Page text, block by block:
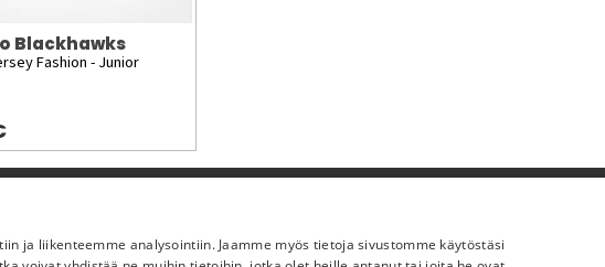
Blackhawks
Fashion - Junior
Yritystiedot
ja liikenteemme analysointiin. Jaamme myös tietoja sivustomme käytöstäsi